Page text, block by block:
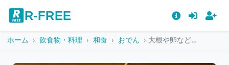
R-FREE
ホーム 飲食物・料理 和食 おでん 大根や卵など具材たっぷりのおでん盛り合わせ